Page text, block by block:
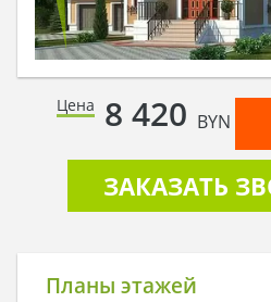
Цена 8 420 BYN
ЗАКАЗАТЬ
Планы этажей